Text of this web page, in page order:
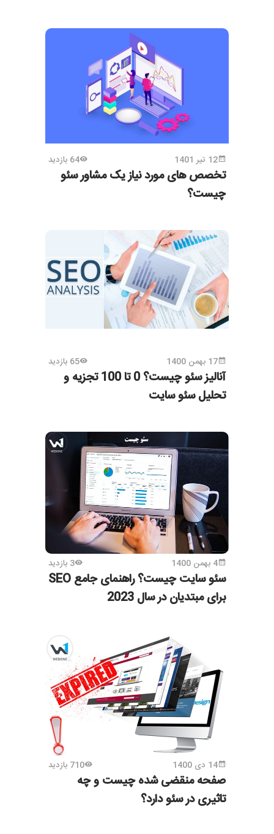
12 تیر 1401 64 بازدید
تخصص های مورد نیاز یک مشاور سئو
چیست؟
17 بهمن 1400 65 بازدید
آنالیز سئو چیست؟ 0 تا 100 تجزیه و
تحلیل سئو سایت
4 بهمن 1400 3 بازدید
سئو سایت چیست؟ راهنمای جامع SEO
برای مبتدیان در سال 2023
14 دی 1400 710 بازدید
صفحه منقضی شده چیست و چه
تاثیری در سئو دارد؟